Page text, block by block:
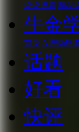
说说股票 精品
牛金
首页 A股特战
话题
好看
快评